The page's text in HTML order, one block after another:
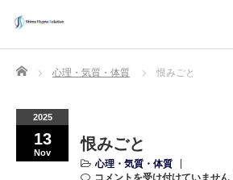
Home 心理・気質・体質 恨みごと
2025
13
Nov 恨みごと
心理・気質・体質
コメントを受け付けていません